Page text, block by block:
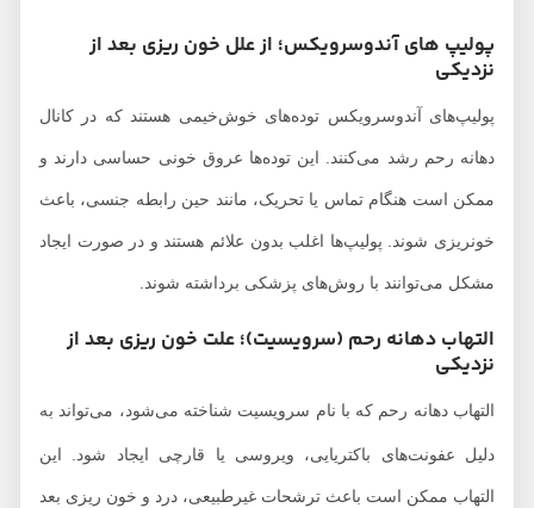
پولیپ‌ های آندوسرویکس؛ از علل خون ریزی بعد از
نزدیکی
پولیپ‌های آندوسرویکس توده‌های خوش‌خیمی هستند که در کانال
دهانه رحم رشد می‌کنند. این توده‌ها عروق خونی حساسی دارند و
ممکن است هنگام تماس یا تحریک، مانند حین رابطه جنسی، باعث
خونریزی شوند. پولیپ‌ها اغلب بدون علائم هستند و در صورت ایجاد
مشکل می‌توانند با روش‌های پزشکی برداشته شوند.
التهاب دهانه رحم (سرویسیت)؛ علت خون ریزی بعد از
نزدیکی
التهاب دهانه رحم که با نام سرویسیت شناخته می‌شود، می‌تواند به
دلیل عفونت‌های باکتریایی، ویروسی یا قارچی ایجاد شود. این
التهاب ممکن است باعث ترشحات غیرطبیعی، درد و خون ریزی بعد